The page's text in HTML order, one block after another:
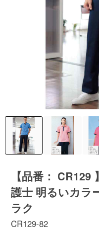
【品番：
護士 明るいカラ
ラク
CR129-82